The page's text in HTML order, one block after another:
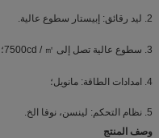
2. ليد رقائق: إبيستار سطوع عالية.
3. سطوع عالية تصل إلى 7500cd / ㎡؛
4. امدادات الطاقة: مانويل؛
5. نظام التحكم: لينسن، نوفا الخ.
وصف المنتج